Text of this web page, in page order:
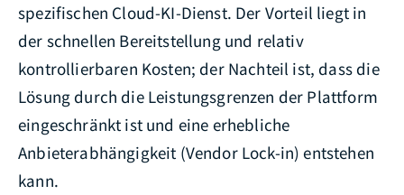
spezifischen Cloud-KI-Dienst. Der Vorteil liegt in
der schnellen Bereitstellung und relativ
kontrollierbaren Kosten; der Nachteil ist, dass die
Lösung durch die Leistungsgrenzen der Plattform
eingeschränkt ist und eine erhebliche
Anbieterabhängigkeit (Vendor Lock-in) entstehen
kann.